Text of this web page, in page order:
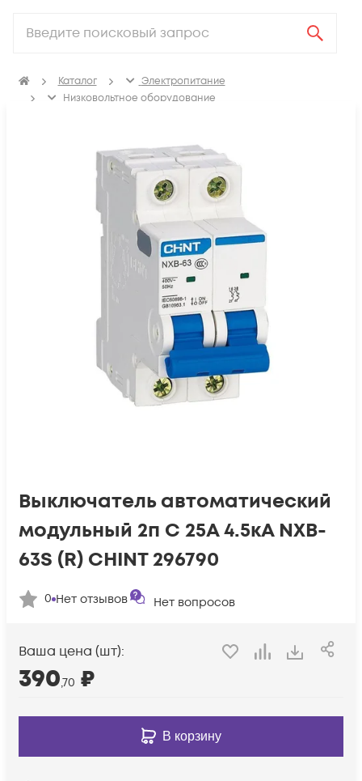
Каталог
Электропитание
Низковольтное оборудование
Выключатель автоматический
модульный 2п C 25А 4.5кА NXB-
63S (R) CHINT 296790
0 Нет отзывов Нет вопросов
Ваша цена (шт):
390,70 ₽
В корзину